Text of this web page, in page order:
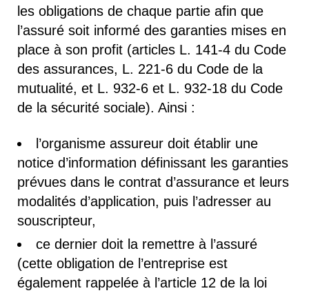
les obligations de chaque partie afin que
l’assuré soit informé des garanties mises en
place à son profit (articles L. 141-4 du Code
des assurances, L. 221-6 du Code de la
mutualité, et L. 932-6 et L. 932-18 du Code
de la sécurité sociale). Ainsi :
l’organisme assureur doit établir une
notice d’information définissant les garanties
prévues dans le contrat d’assurance et leurs
modalités d’application, puis l’adresser au
souscripteur,
ce dernier doit la remettre à l’assuré
(cette obligation de l’entreprise est
également rappelée à l’article 12 de la loi